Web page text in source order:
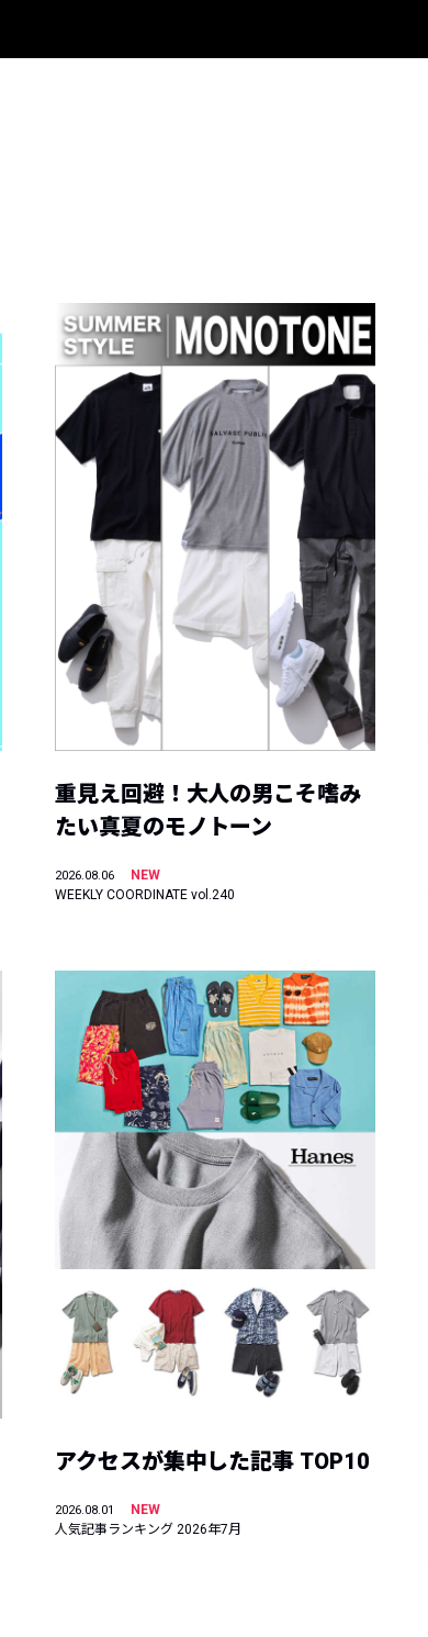
重見え回避！大人の男こそ嗜み
たい真夏のモノトーン
2026.08.06
NEW
WEEKLY COORDINATE vol.240
アクセスが集中した記事 TOP10
2026.08.01
NEW
人気記事ランキング 2026年7月